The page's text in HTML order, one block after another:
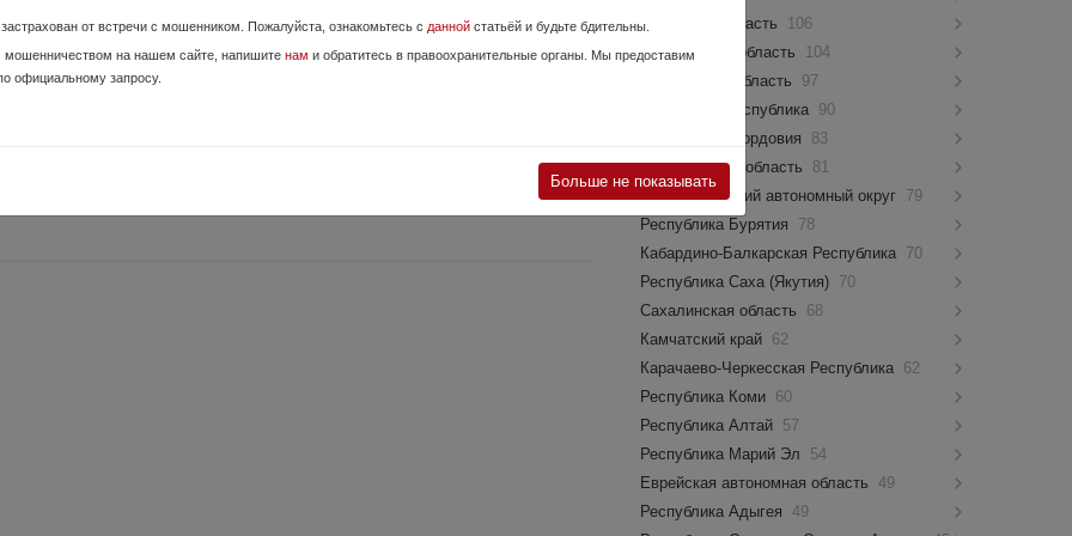
что предыдущий владелец обманул). Резьба 14*1 левая. По стрельбе:
Внутри чистая без копоти. По опыту - с большим наст...
USA Под любые карабины AR платформы. Состояние = новая Тула, Мск,
от встречи с мошенником. Пожалуйста, ознакомьтесь с данной статьёй и будьте бдительны.
мошенничеством на нашем сайте, напишите нам и обратитесь в правоохранительные органы. Мы предоставим
официальному запросу.
Больше не показывать
Псковская область
106
Костромская область
104
Мурманская область
97
Чувашская Республика 90
Республика Мордовия
83
Новгородская область
81
Ямало-Ненецкий автономный округ 79
Республика Бурятия
78
Кабардино-Балкарская Республика 70
Республика Саха (Якутия) 70
Сахалинская область
68
Камчатский край 62
Карачаево-Черкесская Республика 62
Республика Коми 60
Республика Алтай 57
Республика Марий Эл
54
Еврейская автономная область
49
Республика Адыгея
49